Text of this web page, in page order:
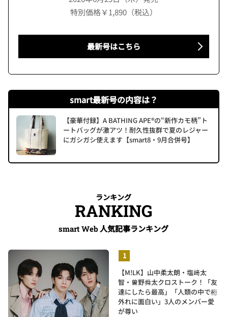
特別価格￥1,890（税込）
最新号はこちら
smart最新号の内容は？
【豪華付録】A BATHING APE®の“新作カモ柄”ト
ートバッグが激アツ！耐久性抜群で夏のレジャー
にガシガシ使えます【smart8・9月合併号】
ランキング
RANKING
smart Web人気記事ランキング
【M!LK】山中柔太朗・塩﨑太
智・曽野舜太クロストーク！「友
達にしたら最高」「人類の中で桁
外れに面白い」3人のメンバー愛
が尊い